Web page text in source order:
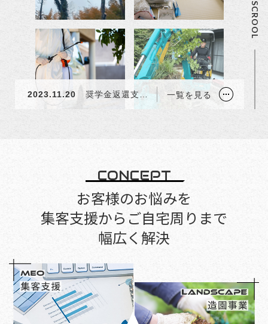
2023.11.20
奨学金返還支援制度の導入を開始いたしました 。
2024.01.29
サイトをリニューアルいたしました
2023.11.20
奨学金返還支援制度の導入を開始いたしました 。
一覧を見る
SCROOL
CONCEPT
お客様のお悩みを
集客支援からご自宅周りまで
幅広く解決